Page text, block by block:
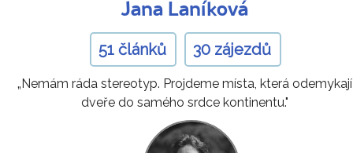
Jana Laníková
51 článků 30 zájezdů
„Nemám ráda stereotyp. Projdeme místa, která odemykají
dveře do samého srdce kontinentu."